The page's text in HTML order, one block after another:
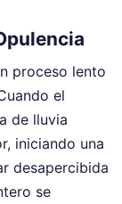
proceso lento
el
de lluvia
iniciando una
desapercibida
se